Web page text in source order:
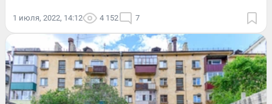
1 июля, 2022, 14:12 4 152 7